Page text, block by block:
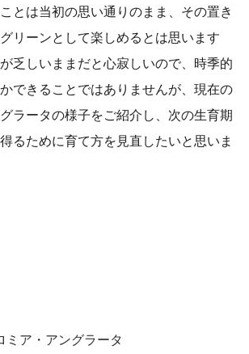
とは当初の思い通りのまま、その置き
リーンとして楽しめるとは思います
乏しいままだと心寂しいので、時季的
できることではありませんが、現在の
ラータの様子をご紹介し、次の生育期
るために育て方を見直したいと思いま
ミア・アングラータ